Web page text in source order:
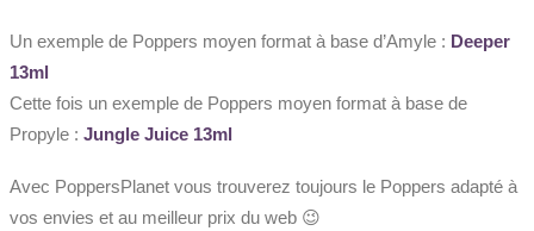
Un exemple de Poppers moyen format à base d’Amyle : Deeper
13ml
Cette fois un exemple de Poppers moyen format à base de
Propyle : Jungle Juice 13ml
Avec PoppersPlanet vous trouverez toujours le Poppers adapté à
vos envies et au meilleur prix du web 😉